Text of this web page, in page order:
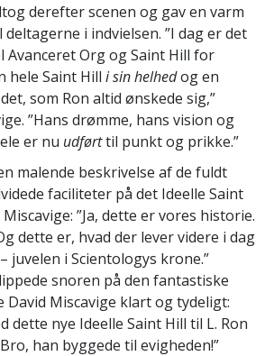
derefter scenen og gav en varm
i indvielsen. ”I dag er det
Avanceret Org og Saint Hill for
hele Saint Hill i sin helhedog en
som Ron altid ønskede sig,”
”Hans drømme, hans vision og
er nu udførttil punkt og prikke.”
malende beskrivelse af de fuldt
faciliteter på det Ideelle Saint
”Ja, dette er vores historie.
dette er, hvad der lever videre i dag
juvelen i Scientologys krone.”
snoren på den fantastiske
Miscavige klart og tydeligt:
dette nye Ideelle Saint Hill til L. Ron
han byggede til evigheden!”